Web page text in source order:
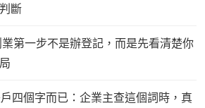
斷
第一步不是辦登記，而是先看清楚你
四個字而已：企業主查這個詞時，真